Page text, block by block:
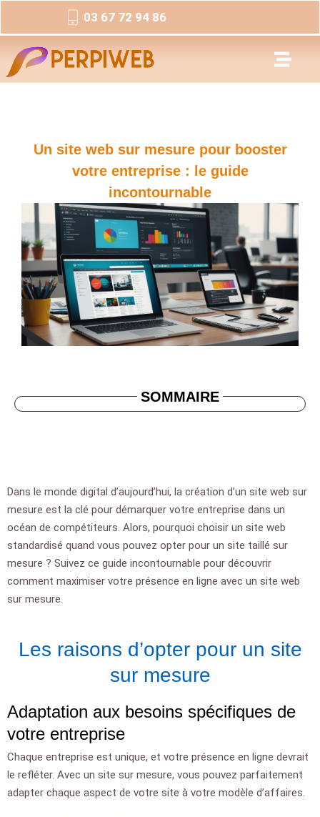
03 67 72 94 86
Un site web sur mesure pour booster
votre entreprise : le guide
incontournable
SOMMAIRE
Dans le monde digital d’aujourd’hui, la création d’un site web sur
mesure est la clé pour démarquer votre entreprise dans un
océan de compétiteurs. Alors, pourquoi choisir un site web
standardisé quand vous pouvez opter pour un site taillé sur
mesure ? Suivez ce guide incontournable pour découvrir
comment maximiser votre présence en ligne avec un site web
sur mesure.
Les raisons d’opter pour un site
sur mesure
Adaptation aux besoins spécifiques de
votre entreprise
Chaque entreprise est unique, et votre présence en ligne devrait
le refléter. Avec un site sur mesure, vous pouvez parfaitement
adapter chaque aspect de votre site à votre modèle d’affaires.